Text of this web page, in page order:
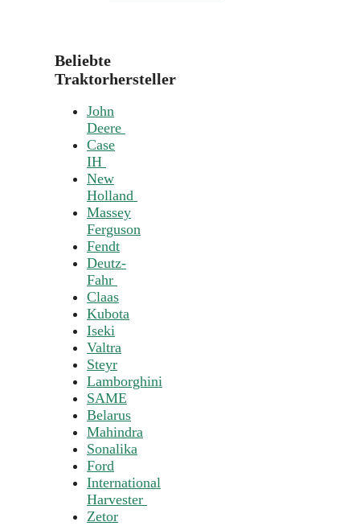
Beliebte
Traktorhersteller
John
Deere
Case
IH
New
Holland
Massey
Ferguson
Fendt
Deutz-
Fahr
Claas
Kubota
Iseki
Valtra
Steyr
Lamborghini
SAME
Belarus
Mahindra
Sonalika
Ford
International
Harvester
Zetor